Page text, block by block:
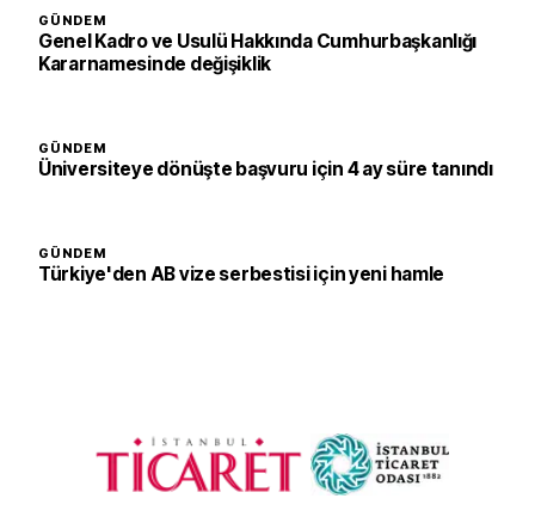
GÜNDEM
Genel Kadro ve Usulü Hakkında Cumhurbaşkanlığı
Kararnamesinde değişiklik
GÜNDEM
Üniversiteye dönüşte başvuru için 4 ay süre tanındı
GÜNDEM
Türkiye'den AB vize serbestisi için yeni hamle